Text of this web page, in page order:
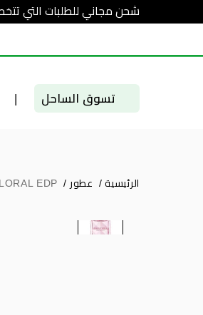
شحن مجاني للطلبات التي تتخطى ٣٥٠٠
تسوق الساحل |
الرئيسية / عطور /
EDP